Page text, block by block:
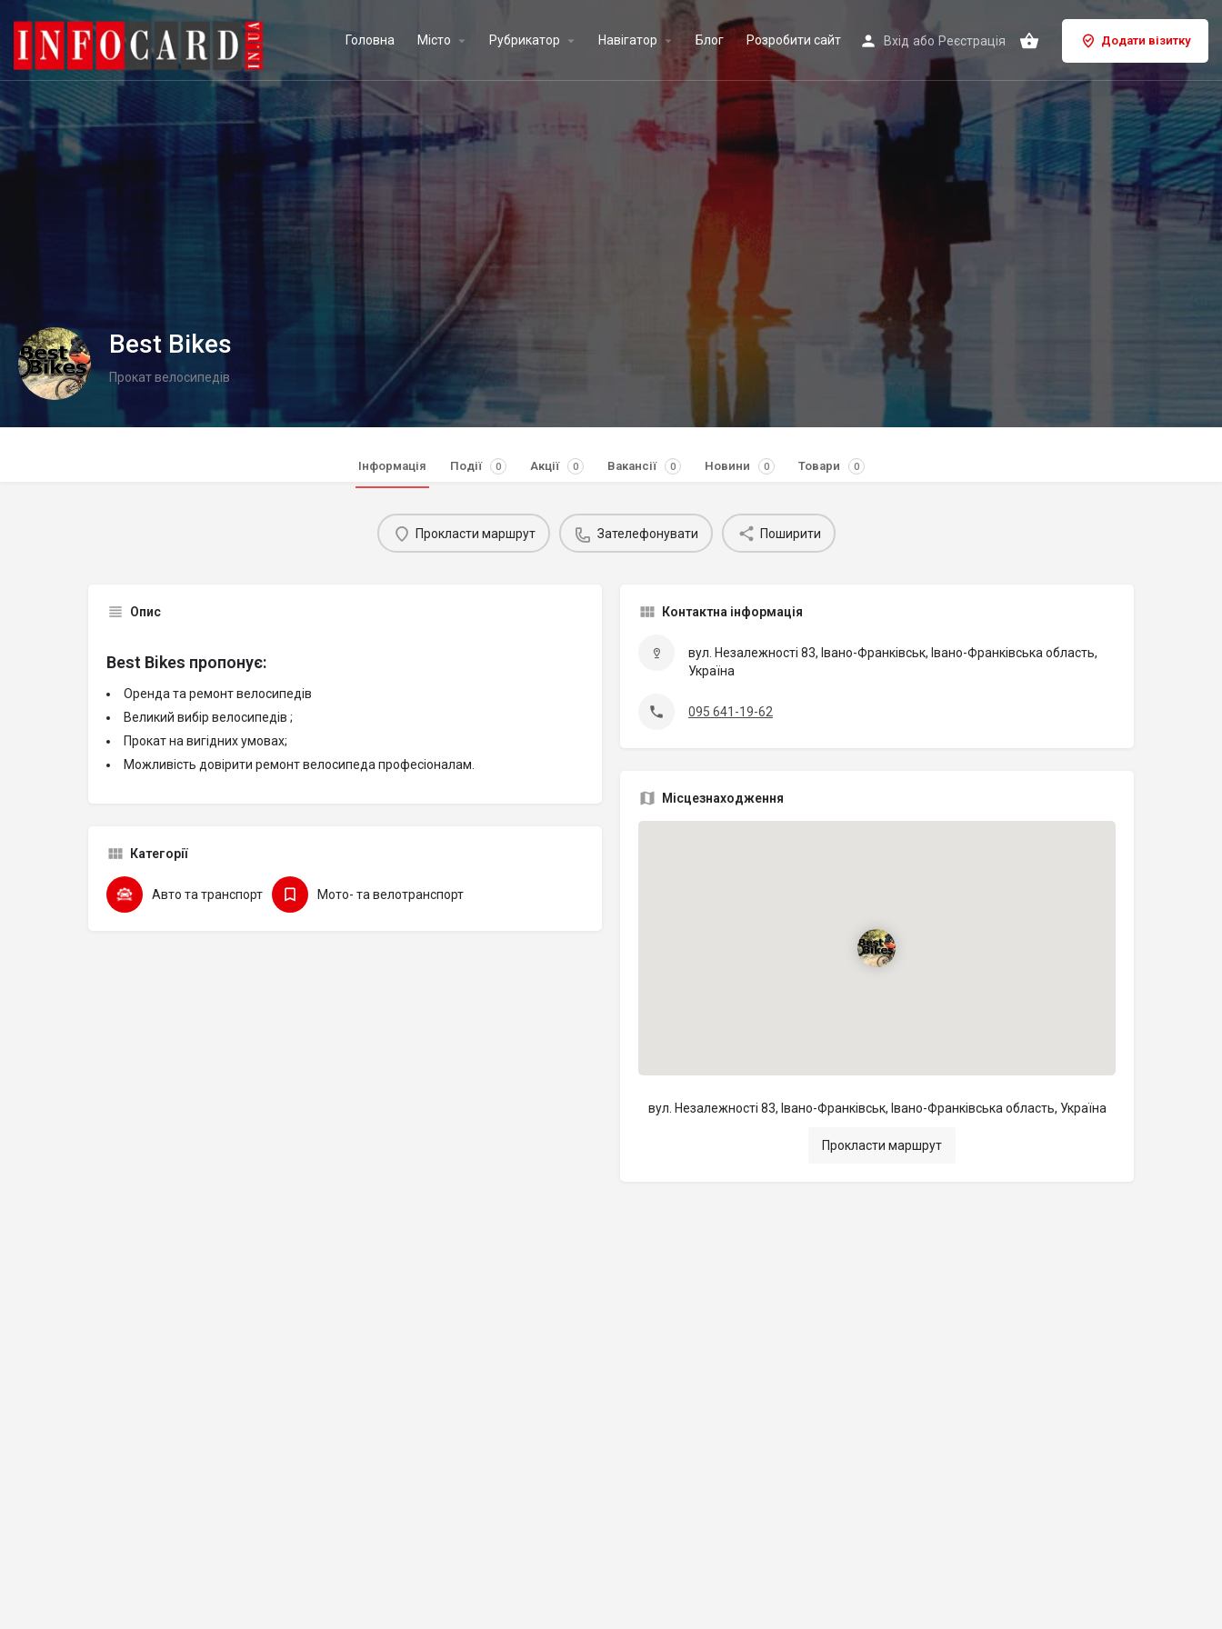
Головна Місто Рубрикатор Навігатор Блог Розробити сайт Вхід або Реєстрація Додати візитку
Best Bikes
Прокат велосипедів
Інформація Події 0 Акції 0 Вакансії 0 Новини 0 Товари 0
Прокласти маршрут Зателефонувати Поширити
Опис
Best Bikes пропонує:
Оренда та ремонт велосипедів
Великий вибір велосипедів ;
Прокат на вигідних умовах;
Мoжливість довірити ремонт велосипеда професiоналам.
Контактна інформація
вул. Незалежності 83, Івано-Франківськ, Івано-Франківська область,
Україна
095 641-19-62
Місцезнаходження
вул. Незалежності 83, Івано-Франківськ, Івано-Франківська область, Україна
Прокласти маршрут
Категорії
Авто та транспорт Мото- та велотранспорт